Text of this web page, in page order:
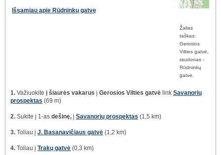
Išsamiau apie Rūdninkų gatvę
Žalias
taškas:
Gerosios
Vilties gatvė,
raudonas -
Rūdninkų
gatvė.
1. Važiuokite į šiaurės vakarus į Gerosios Vilties gatvė link Savanorių
prospektas (69 m)
2. Sukite į 1-as dešinę, į Savanorių prospektas (1,5 km)
3. Toliau į J. Basanavičiaus gatvė (1,2 km)
4. Toliau į Trakų gatvė (0,3 km)